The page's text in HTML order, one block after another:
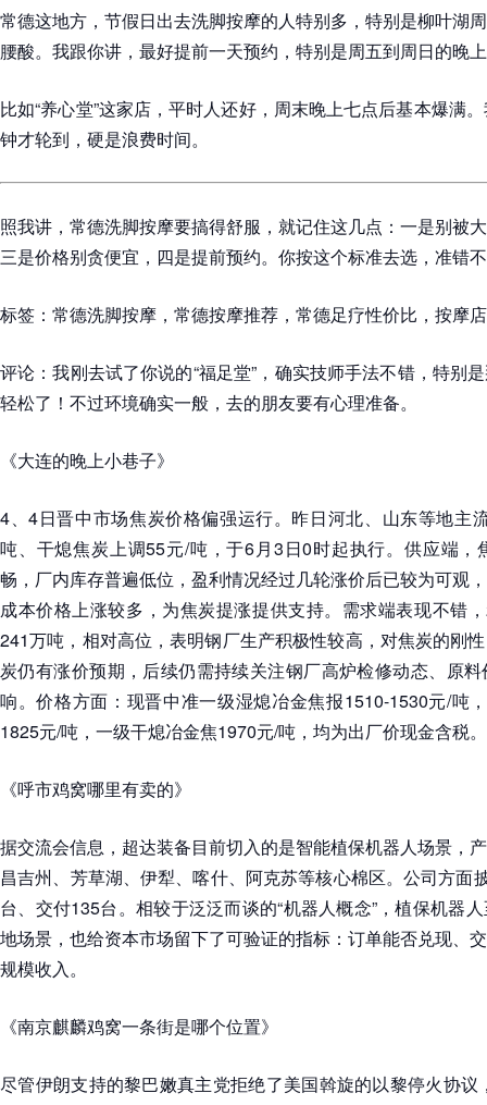
常德这地方，节假日出去洗脚按摩的人特别多，特别是柳叶湖
腰酸。我跟你讲，最好提前一天预约，特别是周五到周日的晚
比如“养心堂”这家店，平时人还好，周末晚上七点后基本爆满
钟才轮到，硬是浪费时间。
照我讲，常德洗脚按摩要搞得舒服，就记住这几点：一是别被
三是价格别贪便宜，四是提前预约。你按这个标准去选，准错
标签：常德洗脚按摩，常德按摩推荐，常德足疗性价比，按摩
评论：我刚去试了你说的“福足堂”，确实技师手法不错，特别
轻松了！不过环境确实一般，去的朋友要有心理准备。
《大连的晚上小巷子》
4、4日晋中市场焦炭价格偏强运行。昨日河北、山东等地主
吨、干熄焦炭上调55元/吨，于6月3日0时起执行。供应端，
畅，厂内库存普遍低位，盈利情况经过几轮涨价后已较为可观
成本价格上涨较多，为焦炭提涨提供支持。需求端表现不错
241万吨，相对高位，表明钢厂生产积极性较高，对焦炭的刚
炭仍有涨价预期，后续仍需持续关注钢厂高炉检修动态、原
响。价格方面：现晋中准一级湿熄冶金焦报1510-1530元/吨
1825元/吨，一级干熄冶金焦1970元/吨，均为出厂价现金含税。
《呼市鸡窝哪里有卖的》
据交流会信息，超达装备目前切入的是智能植保机器人场景，
昌吉州、芳草湖、伊犁、喀什、阿克苏等核心棉区。公司方面
台、交付135台。相较于泛泛而谈的“机器人概念”，植保机器
地场景，也给资本市场留下了可验证的指标：订单能否兑现、
规模收入。
《南京麒麟鸡窝一条街是哪个位置》
尽管伊朗支持的黎巴嫩真主党拒绝了美国斡旋的以黎停火协议